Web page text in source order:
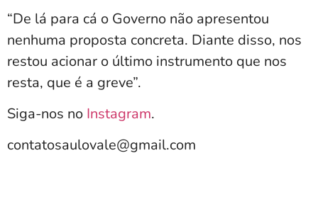
“De lá para cá o Governo não apresentou
nenhuma proposta concreta. Diante disso, nos
restou acionar o último instrumento que nos
resta, que é a greve”.
Siga-nos no Instagram.
contatosaulovale@gmail.com